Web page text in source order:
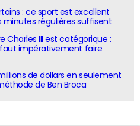
: ce sport est excellent
régulières suffisent
Charles III est catégorique :
impérativement faire
de dollars en seulement
de Ben Broca